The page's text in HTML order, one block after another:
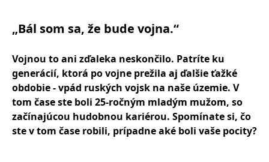
„Bál som sa, že bude vojna.“
Vojnou to ani zďaleka neskončilo. Patríte ku
generácií, ktorá po vojne prežila aj ďalšieťažké
obdobie - vpád ruských vojsk na naše územie. V
tom čase ste boli 25-ročným mladým mužom, so
začínajúcou hudobnou kariérou. Spomínate si, čo
ste v tom čase robili, prípadne aké boli vaše pocity?